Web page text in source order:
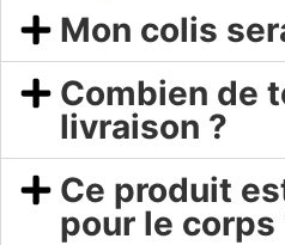
Mon colis
Combien de
livraison ?
Ce produit
pour le corps